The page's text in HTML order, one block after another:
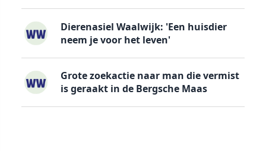
Dierenasiel Waalwijk: 'Een huisdier
neem je voor het leven'
Grote zoekactie naar man die vermist
is geraakt in de Bergsche Maas